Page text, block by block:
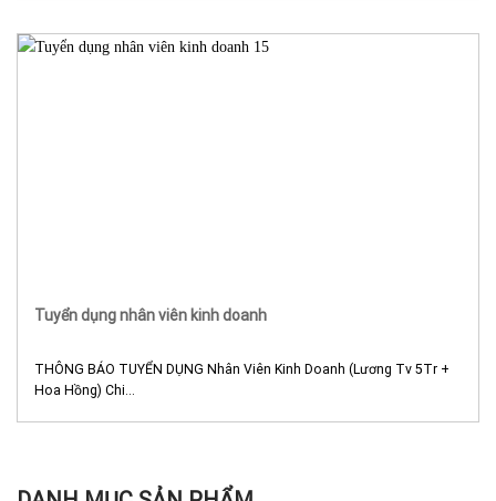
Tuyển dụng nhân viên kinh doanh
THÔNG BÁO TUYỂN DỤNG Nhân Viên Kinh Doanh (Lương Tv 5Tr +
Hoa Hồng) Chi...